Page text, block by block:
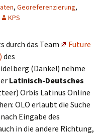
, Georeferenzierung,
KPS
durch das Team
Future
des
(Danke!) nehme
Latinisch-Deutsches
Orbis Latinus Online
OLO erlaubt die Suche
Eingabe des
in die andere Richtung,